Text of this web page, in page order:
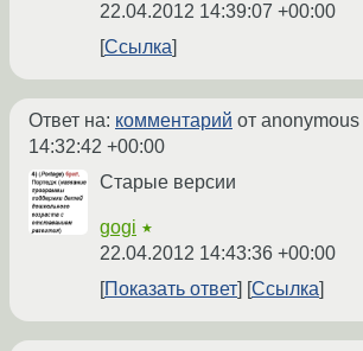
22.04.2012 14:39:07 +00:00
Ссылка
Ответ на: комментарий от anonymous
14:32:42 +00:00
Старые версии
gogi ★
22.04.2012 14:43:36 +00:00
Показать ответ
Ссылка